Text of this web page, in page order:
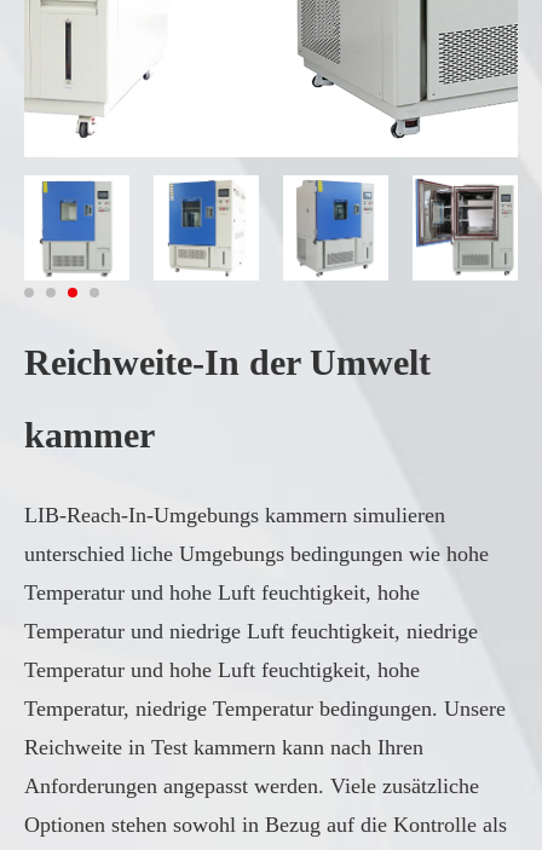
Reichweite-In der Umwelt
kammer
LIB-Reach-In-Umgebungs kammern simulieren
unterschied liche Umgebungs bedingungen wie hohe
Temperatur und hohe Luft feuchtigkeit, hohe
Temperatur und niedrige Luft feuchtigkeit, niedrige
Temperatur und hohe Luft feuchtigkeit, hohe
Temperatur, niedrige Temperatur bedingungen. Unsere
Reichweite in Test kammern kann nach Ihren
Anforderungen angepasst werden. Viele zusätzliche
Optionen stehen sowohl in Bezug auf die Kontrolle als